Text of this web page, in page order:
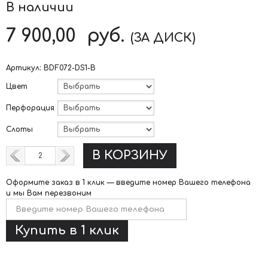
В наличии
7 900,00 руб. (ЗА ДИСК)
Артикул: BDF072-DS1-B
Цвет
Перфорация
Слоты
В КОРЗИНУ
Оформите заказ в 1 клик — введите номер Вашего телефона
и мы Вам перезвоним